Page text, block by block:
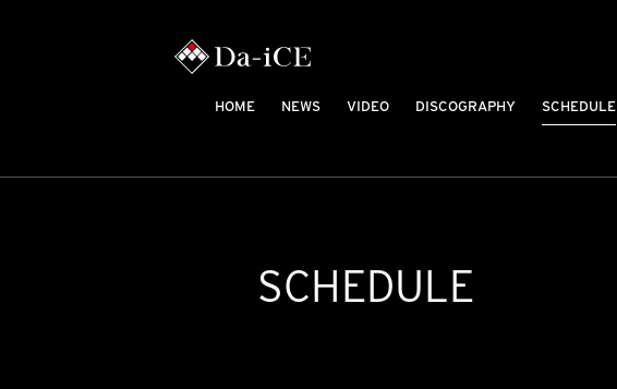
HOME NEWS VIDEO DISCOGRAPHY SCHEDULE
SCHEDULE